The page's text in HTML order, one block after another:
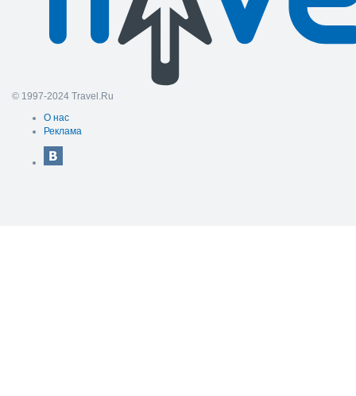
© 1997-2024 Travel.Ru
О нас
Реклама